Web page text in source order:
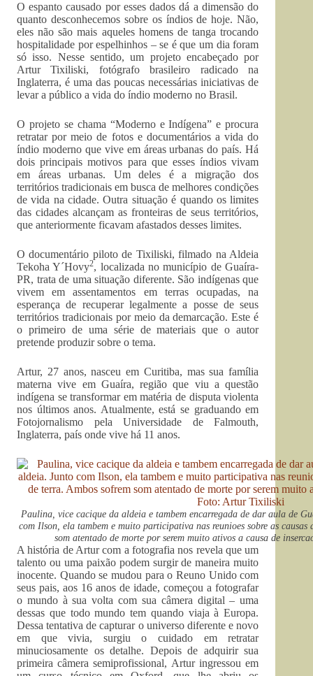
O espanto causado por esses dados dá a dimensão do
quanto desconhecemos sobre os índios de hoje. Não,
eles não são mais aqueles homens de tanga trocando
hospitalidade por espelhinhos – se é que um dia foram
só isso. Nesse sentido, um projeto encabeçado por
Artur Tixiliski, fotógrafo brasileiro radicado na
Inglaterra, é uma das poucas necessárias iniciativas de
levar a público a vida do índio moderno no Brasil.
O projeto se chama “Moderno e Indígena” e procura
retratar por meio de fotos e documentários a vida do
índio moderno que vive em áreas urbanas do país. Há
dois principais motivos para que esses índios vivam
em áreas urbanas. Um deles é a migração dos
territórios tradicionais em busca de melhores condições
de vida na cidade. Outra situação é quando os limites
das cidades alcançam as fronteiras de seus territórios,
que anteriormente ficavam afastados desses limites.
O documentário piloto de Tixiliski, filmado na Aldeia
Tekoha Y´Hovy2, localizada no município de Guaíra-
PR, trata de uma situação diferente. São indígenas que
vivem em assentamentos em terras ocupadas, na
esperança de recuperar legalmente a posse de seus
territórios tradicionais por meio da demarcação. Este é
o primeiro de uma série de materiais que o autor
pretende produzir sobre o tema.
Artur, 27 anos, nasceu em Curitiba, mas sua família
materna vive em Guaíra, região que viu a questão
indígena se transformar em matéria de disputa violenta
nos últimos anos. Atualmente, está se graduando em
Fotojornalismo pela Universidade de Falmouth,
Inglaterra, país onde vive há 11 anos.
Paulina, vice cacique da aldeia e tambem encarregada de dar aula de
com Ilson, ela tambem e muito participativa nas reunioes sobre as causas
som atentado de morte por serem muito ativos a causa de
A história de Artur com a fotografia nos revela que um
talento ou uma paixão podem surgir de maneira muito
inocente. Quando se mudou para o Reuno Unido com
seus pais, aos 16 anos de idade, começou a fotografar
o mundo à sua volta com sua câmera digital – uma
dessas que todo mundo tem quando viaja à Europa.
Dessa tentativa de capturar o universo diferente e novo
em que vivia, surgiu o cuidado em retratar
minuciosamente os detalhe. Depois de adquirir sua
primeira câmera semiprofissional, Artur ingressou em